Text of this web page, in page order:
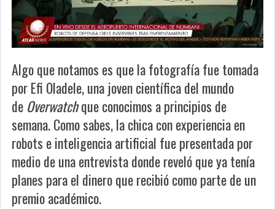
Algo que notamos es que la fotografía fue tomada
por Efi Oladele, una joven científica del mundo
de Overwatchque conocimos a principios de
semana. Como sabes, la chica con experiencia en
robots e inteligencia artificial fue presentada por
medio de una entrevista donde reveló que ya tenía
planes para el dinero que recibió como parte de un
premio académico.